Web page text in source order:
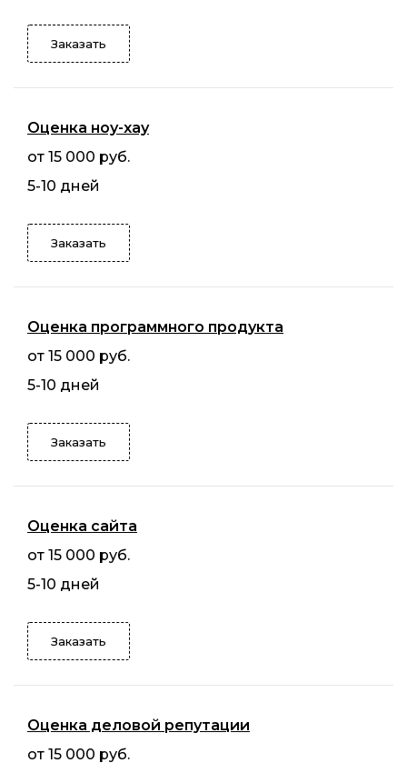
Заказать
Оценка ноу-хау
от 15 000 руб.
5-10 дней
Заказать
Оценка программного продукта
от 15 000 руб.
5-10 дней
Заказать
Оценка сайта
от 15 000 руб.
5-10 дней
Заказать
Оценка деловой репутации
от 15 000 руб.